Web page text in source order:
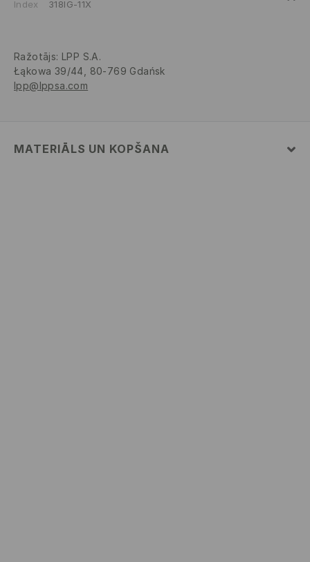
Index 318IG-11X
Ražotājs: LPP S.A.
Łąkowa 39/44, 80-769 Gdańsk
lpp@lppsa.com
MATERIĀLS UN KOPŠANA